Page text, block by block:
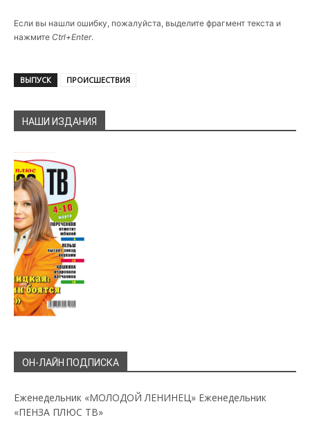
Если вы нашли ошибку, пожалуйста, выделите фрагмент текста и
нажмите Ctrl+Enter.
ВЫПУСК ПРОИСШЕСТВИЯ
НАШИ ИЗДАНИЯ
ОН-ЛАЙН ПОДПИСКА
Еженедельник «МОЛОДОЙ ЛЕНИНЕЦ» Еженедельник
«ПЕНЗА ПЛЮС ТВ»